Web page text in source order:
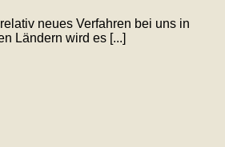
neues Verfahren bei uns in
Ländern wird es [...]